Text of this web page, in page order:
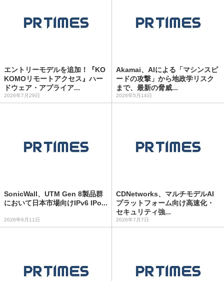
エントリーモデルを追加！『KO
KOMOリモートアクセス』ハー
ドウェア・アプライア...
2026年7月29日
Akamai、AIによる「マシンスピ
ードの攻撃」から地政学リスク
まで、最新の脅威...
2026年5月14日
SonicWall、UTM Gen 8製品群
において日本市場向けIPv6 IPo...
2026年6月11日
CDNetworks、マルチモデルAI
プラットフォーム向け高速化・
セキュリティ強...
2026年7月7日